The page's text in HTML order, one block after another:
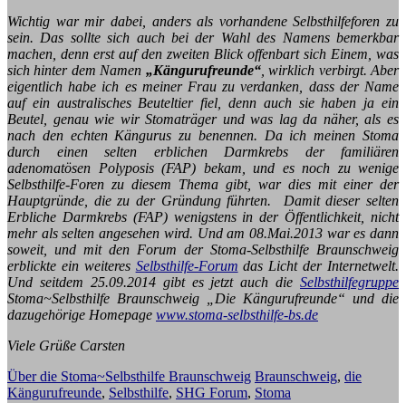
Wichtig war mir dabei, anders als vorhandene Selbsthilfeforen zu
sein. Das sollte sich auch bei der Wahl des Namens bemerkbar
machen, denn erst auf den zweiten Blick offenbart sich Einem, was
sich hinter dem Namen „Kängurufreunde“, wirklich verbirgt. Aber
eigentlich habe ich es meiner Frau zu verdanken, dass der Name
auf ein australisches Beuteltier fiel, denn auch sie haben ja ein
Beutel, genau wie wir Stomaträger und was lag da näher, als es
nach den echten Kängurus zu benennen. Da ich meinen Stoma
durch einen selten erblichen Darmkrebs der familiären
adenomatösen Polyposis (FAP) bekam, und es noch zu wenige
Selbsthilfe-Foren zu diesem Thema gibt, war dies mit einer der
Hauptgründe, die zu der Gründung führten. Damit dieser selten
Erbliche Darmkrebs (FAP) wenigstens in der Öffentlichkeit, nicht
mehr als selten angesehen wird. Und am 08.Mai.2013 war es dann
soweit, und mit den Forum der Stoma-Selbsthilfe Braunschweig
erblickte ein weiteres Selbsthilfe-Forum das Licht der Internetwelt.
Und seitdem 25.09.2014 gibt es jetzt auch die Selbsthilfegruppe
Stoma~Selbsthilfe Braunschweig „Die Kängurufreunde“ und die
dazugehörige Homepage www.stoma-selbsthilfe-bs.de
Viele Grüße Carsten
Über die Stoma~Selbsthilfe Braunschweig Braunschweig, die
Kängurufreunde, Selbsthilfe, SHG Forum, Stoma